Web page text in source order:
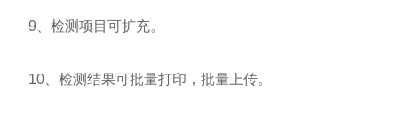
9、检测项目可扩充。
10、检测结果可批量打印，批量上传。